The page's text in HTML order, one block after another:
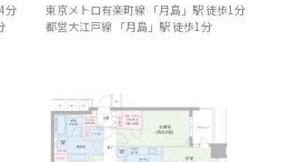
分
東京メトロ有楽町線 「月島」駅 徒歩1分
都営大江戸線 「月島」駅 徒歩1分